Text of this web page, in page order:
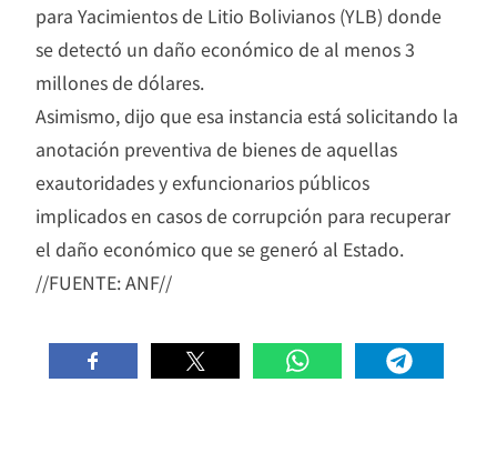
para Yacimientos de Litio Bolivianos (YLB) donde
se detectó un daño económico de al menos 3
millones de dólares.
Asimismo, dijo que esa instancia está solicitando la
anotación preventiva de bienes de aquellas
exautoridades y exfuncionarios públicos
implicados en casos de corrupción para recuperar
el daño económico que se generó al Estado.
//FUENTE: ANF//